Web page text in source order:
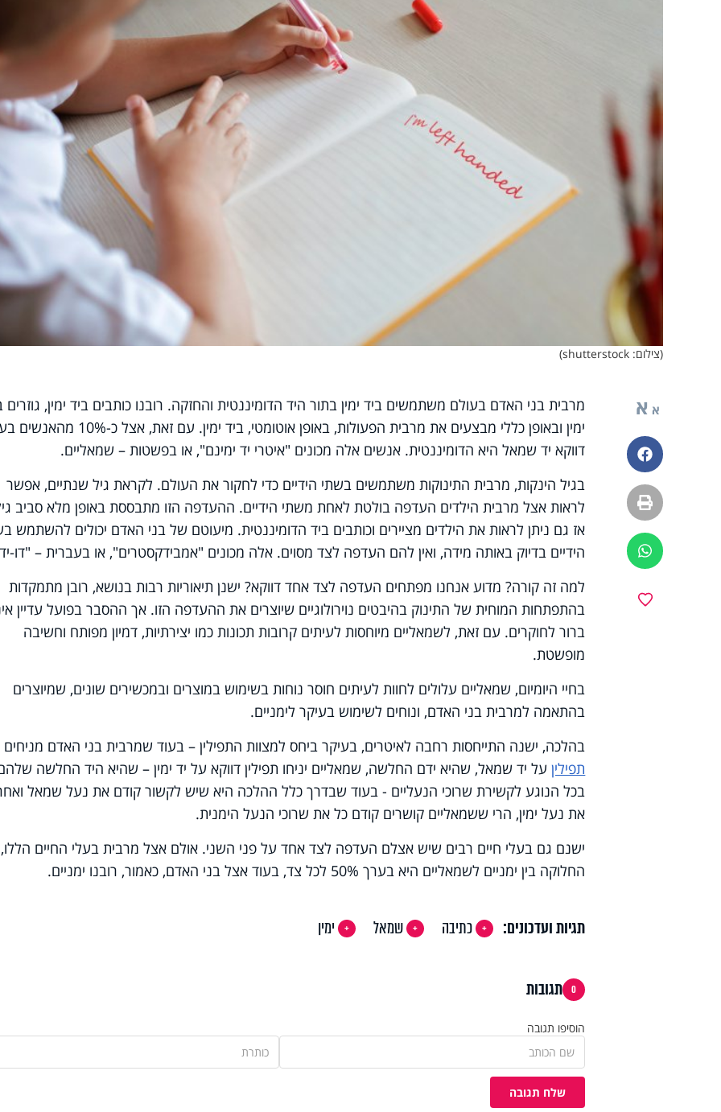
(צילום: shutterstock)
א א
פייסבוק
הדפסה
ווטסאפ
מרבית בני האדם בעולם משתמשים ביד ימין בתור היד הדומיננטית והחזקה. רובנו כותבים ביד ימין, גוזרים
ימין ובאופן כללי מבצעים את מרבית הפעולות, באופן אוטומטי, ביד ימין. עם
דווקא יד שמאל היא הדומיננטית. אנשים אלה מכונים "איטרי יד ימינם", או בפשטות – שמאליים.
בגיל הינקות, מרבית התינוקות משתמשים בשתי הידיים כדי לחקור את העולם. לקראת גיל שנתיים, אפשר
אז גם ניתן לראות את הילדים מציירים וכותבים ביד הדומיננטית. מיעוטם של בני האדם יכולים להשתמש
הידיים בדיוק באותה מידה, ואין להם העדפה לצד מסוים. אלה מכונים "אמבידקסטרים", או בעברית – "דו-
למה זה קורה? מדוע אנחנו מפתחים העדפה לצד אחד דווקא? ישנן תיאוריות רבות בנושא, רובן מתמקדות
בהתפתחות המוחית של התינוק בהיבטים נוירולוגיים שיוצרים את ההעדפה הזו. אך ההסבר בפועל עדיין
ברור לחוקרים. עם זאת, לשמאליים מיוחסות לעיתים קרובות תכונות כמו יצירתיות, דמיון מפותח וחשיבה
מופשטת.
בחיי היומיום, שמאליים עלולים לחוות לעיתים חוסר נוחות בשימוש במוצרים ובמכשירים שונים, שמיוצרים
בהתאמה למרבית בני האדם, ונוחים לשימוש בעיקר לימניים.
בהלכה, ישנה התייחסות רחבה לאיטרים, בעיקר ביחס למצוות התפילין – בעוד שמרבית בני האדם מניחים
תפיליןעל יד שמאל, שהיא ידם החלשה, שמאליים יניחו תפילין דווקא על יד ימין – שהיא היד החלשה
בכל הנוגע לקשירת שרוכי הנעליים - בעוד שבדרך כלל ההלכה היא שיש לקשור קודם את נעל שמאל
את נעל ימין, הרי ששמאליים קושרים קודם כל את שרוכי הנעל הימנית.
ישנם גם בעלי חיים רבים שיש אצלם העדפה לצד אחד על פני השני. אולם אצל מרבית בעלי החיים הללו,
החלוקה בין ימניים לשמאליים היא בערך 50% לכל צד, בעוד אצל בני האדם, כאמור, רובנו ימניים.
תגיות ועדכונים: כתיבה שמאל ימין
0 תגובות
הוסיפו תגובה
שלח תגובה